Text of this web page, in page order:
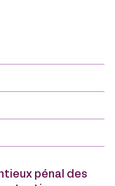
pénal des